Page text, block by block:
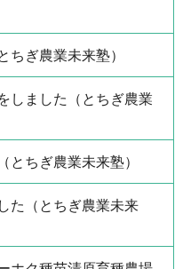
ちぎ農業未来塾）
しました（とちぎ農業
とちぎ農業未来塾）
た（とちぎ農業未来